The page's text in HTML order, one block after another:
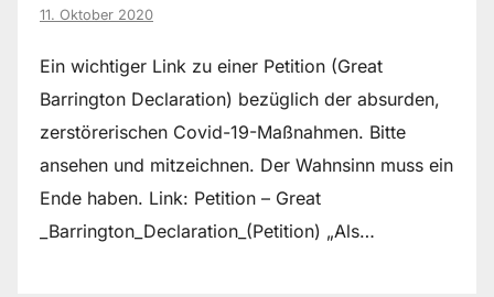
11. Oktober 2020
Ein wichtiger Link zu einer Petition (Great
Barrington Declaration) bezüglich der absurden,
zerstörerischen Covid-19-Maßnahmen. Bitte
ansehen und mitzeichnen. Der Wahnsinn muss ein
Ende haben. Link: Petition – Great
_Barrington_Declaration_(Petition) „Als…